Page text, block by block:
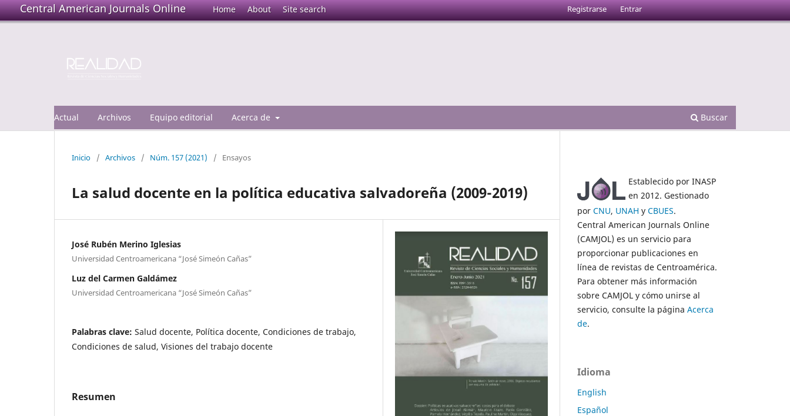
Central American Journals Online Home About Site search
Actual Archivos Equipo editorial Acerca de Buscar
Registrarse Entrar
Inicio / Archivos / Núm. 157 (2021) / Ensayos
La salud docente en la política educativa salvadoreña (2009-2019)
José Rubén Merino Iglesias
Universidad Centroamericana “José Simeón Cañas”
Luz del Carmen Galdámez
Universidad Centroamericana “José Simeón Cañas”
Palabras clave: Salud docente, Política docente, Condiciones de trabajo,
Condiciones de salud, Visiones del trabajo docente
Resumen
Establecido por INASP
en 2012. Gestionado
por CNU, UNAH y CBUES.
Central American Journals Online
(CAMJOL) es un servicio para
proporcionar publicaciones en
línea de revistas de Centroamérica.
Para obtener más información
sobre CAMJOL y cómo unirse al
servicio, consulte la página Acerca
de.
Idioma
English
Español